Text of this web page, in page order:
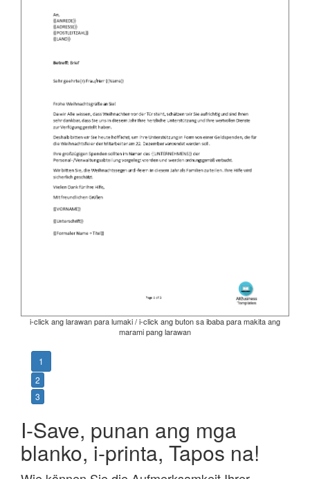
i-click ang larawan para lumaki / i-click ang buton sa ibaba para makita ang
marami pang larawan
1
2
3
I-Save, punan ang mga
blanko, i-printa, Tapos na!